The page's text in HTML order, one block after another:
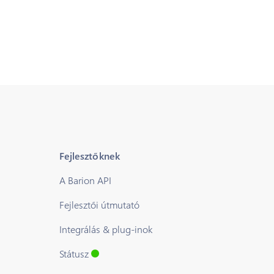
Fejlesztőknek
A Barion API
Fejlesztői útmutató
Integrálás & plug-inok
Státusz